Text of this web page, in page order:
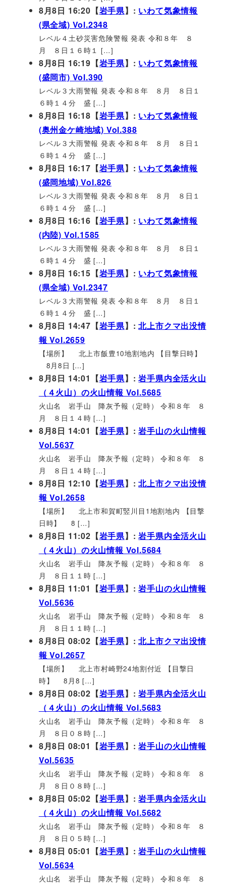
8月8日 16:20【岩手県】: いわて気象情報
(県全域) Vol.2348
レベル４土砂災害危険警報 発表 令和８年 ８
月 ８日１６時１ […]
8月8日 16:19【岩手県】: いわて気象情報
(盛岡市) Vol.390
レベル３大雨警報 発表 令和８年 ８月 ８日１
６時１４分 盛 […]
8月8日 16:18【岩手県】: いわて気象情報
(奥州金ケ崎地域) Vol.388
レベル３大雨警報 発表 令和８年 ８月 ８日１
６時１４分 盛 […]
8月8日 16:17【岩手県】: いわて気象情報
(盛岡地域) Vol.826
レベル３大雨警報 発表 令和８年 ８月 ８日１
６時１４分 盛 […]
8月8日 16:16【岩手県】: いわて気象情報
(内陸) Vol.1585
レベル３大雨警報 発表 令和８年 ８月 ８日１
６時１４分 盛 […]
8月8日 16:15【岩手県】: いわて気象情報
(県全域) Vol.2347
レベル３大雨警報 発表 令和８年 ８月 ８日１
６時１４分 盛 […]
8月8日 14:47【岩手県】:北上市クマ出没情
報 Vol.2659
【場所】 北上市飯豊10地割地内 【目撃日時】
8月8日 […]
8月8日 14:01【岩手県】:岩手県内全活火山
（４火山）の火山情報 Vol.5685
火山名 岩手山 降灰予報（定時） 令和８年 ８
月 ８日１４時 […]
8月8日 14:01【岩手県】:岩手山の火山情報
Vol.5637
火山名 岩手山 降灰予報（定時） 令和８年 ８
月 ８日１４時 […]
8月8日 12:10【岩手県】:北上市クマ出没情
報 Vol.2658
【場所】 北上市和賀町竪川目1地割地内 【目撃
日時】 8 […]
8月8日 11:02【岩手県】:岩手県内全活火山
（４火山）の火山情報 Vol.5684
火山名 岩手山 降灰予報（定時） 令和８年 ８
月 ８日１１時 […]
8月8日 11:01【岩手県】:岩手山の火山情報
Vol.5636
火山名 岩手山 降灰予報（定時） 令和８年 ８
月 ８日１１時 […]
8月8日 08:02【岩手県】:北上市クマ出没情
報 Vol.2657
【場所】 北上市村崎野24地割付近 【目撃日
時】 8月8 […]
8月8日 08:02【岩手県】:岩手県内全活火山
（４火山）の火山情報 Vol.5683
火山名 岩手山 降灰予報（定時） 令和８年 ８
月 ８日０８時 […]
8月8日 08:01【岩手県】:岩手山の火山情報
Vol.5635
火山名 岩手山 降灰予報（定時） 令和８年 ８
月 ８日０８時 […]
8月8日 05:02【岩手県】:岩手県内全活火山
（４火山）の火山情報 Vol.5682
火山名 岩手山 降灰予報（定時） 令和８年 ８
月 ８日０５時 […]
8月8日 05:01【岩手県】:岩手山の火山情報
Vol.5634
火山名 岩手山 降灰予報（定時） 令和８年 ８